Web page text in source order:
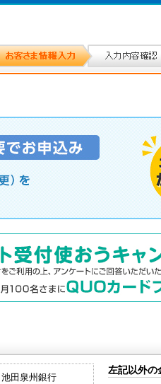
池田泉州銀行
左記以外の